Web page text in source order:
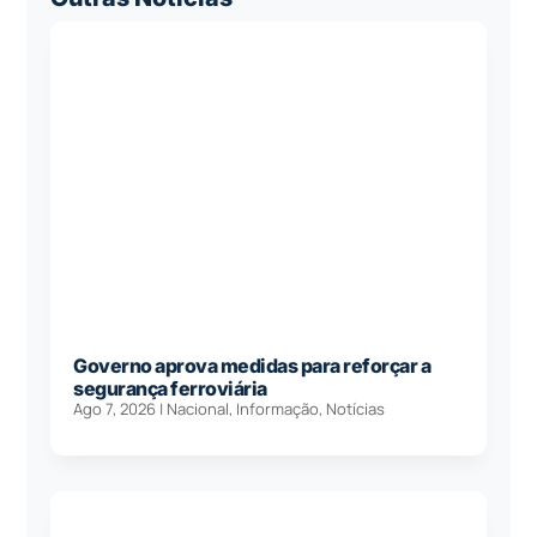
Governo aprova medidas para reforçar a
segurança ferroviária
Ago 7, 2026 | Nacional, Informação, Notícias